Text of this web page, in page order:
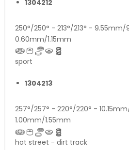
1304212
250°/250° - 213°/213° -
0.60mm/1.15mm
sport
1304213
257°/257° - 220°/220° -
1.00mm/1.55mm
hot street - dirt track